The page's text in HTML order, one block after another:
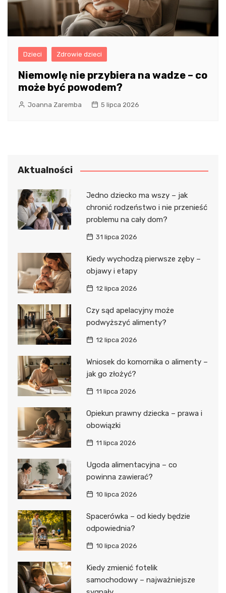
Dzieci Zdrowie dzieci
Niemowlę nie przybiera na wadze – co
może być powodem?
Joanna Zaremba 5 lipca 2026
Aktualności
Jedno dziecko ma wszy – jak
chronić rodzeństwo i nie przenieść
problemu na cały dom?
31 lipca 2026
Kiedy wychodzą pierwsze zęby –
objawy i etapy
12 lipca 2026
Czy sąd apelacyjny może
podwyższyć alimenty?
12 lipca 2026
Wniosek do komornika o alimenty –
jak go złożyć?
11 lipca 2026
Opiekun prawny dziecka – prawa i
obowiązki
11 lipca 2026
Ugoda alimentacyjna – co
powinna zawierać?
10 lipca 2026
Spacerówka – od kiedy będzie
odpowiednia?
10 lipca 2026
Kiedy zmienić fotelik
samochodowy – najważniejsze